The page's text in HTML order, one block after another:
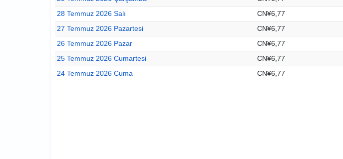
28 Temmuz 2026 Salı
CN¥6,77
27 Temmuz 2026 Pazartesi
CN¥6,77
26 Temmuz 2026 Pazar
CN¥6,77
25 Temmuz 2026 Cumartesi
CN¥6,77
24 Temmuz 2026 Cuma
CN¥6,77